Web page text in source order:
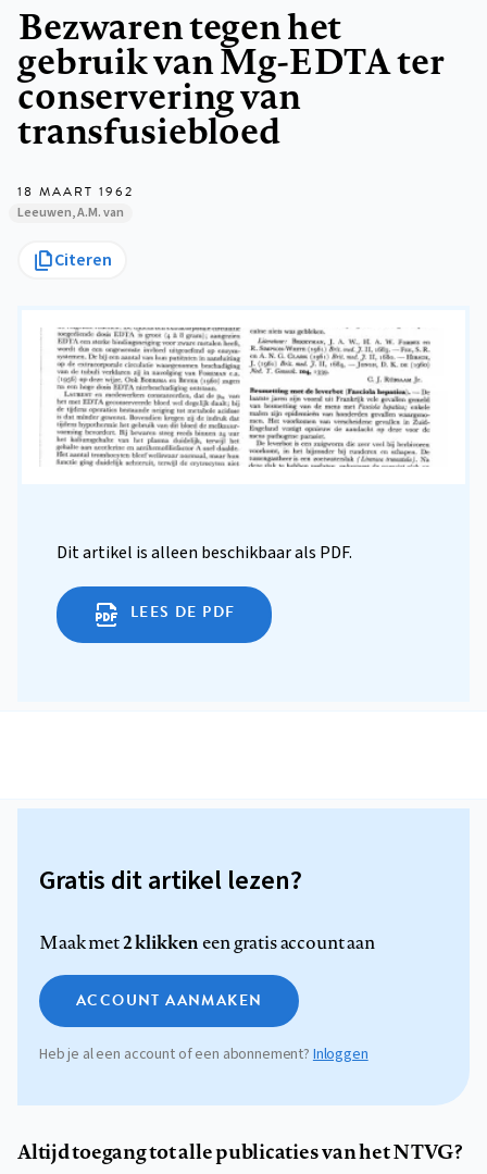
Bezwaren tegen het
gebruik van Mg-EDTA ter
conservering van
transfusiebloed
18 MAART 1962
Leeuwen, A.M. van
Citeren
Dit artikel is alleen beschikbaar als PDF.
LEES DE PDF
Gratis dit artikel lezen?
Maak met2 klikkeneen gratis account aan
ACCOUNT AANMAKEN
Heb je al een account of een abonnement? Inloggen
Altijd toegang tot alle publicaties van het NTVG?